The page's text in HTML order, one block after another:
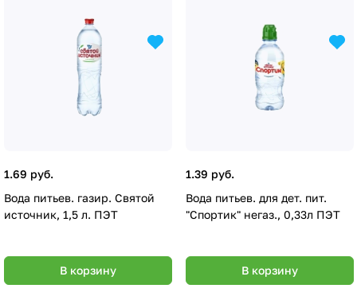
1.69 руб.
Вода питьев. газир. Святой
источник, 1,5 л. ПЭТ
В корзину
1.39 руб.
Вода питьев. для дет. пит.
"Спортик" негаз., 0,33л ПЭТ
В корзину